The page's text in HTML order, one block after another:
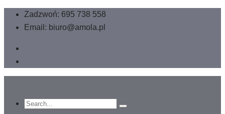
Zadzwoń: 695 738 558
Email: biuro@amola.pl